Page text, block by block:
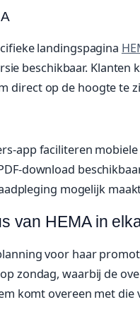
landingspagina
beschikbaar. Klanten
direct op de hoogte te
app faciliteren
download
mogelijk
van HEMA in
voor haar
zondag, waarbij de
komt overeen met die